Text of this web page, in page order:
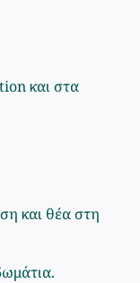
και στα
και θέα στη